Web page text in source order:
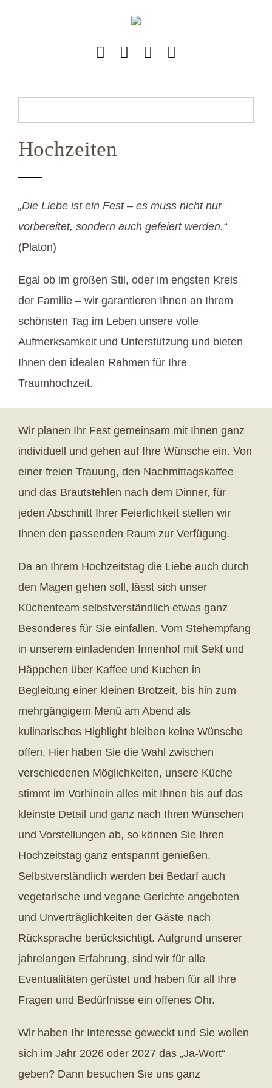
Hochzeiten
„Die Liebe ist ein Fest – es muss nicht nur
vorbereitet, sondern auch gefeiert werden.“
(Platon)
Egal ob im großen Stil, oder im engsten Kreis
der Familie – wir garantieren Ihnen an Ihrem
schönsten Tag im Leben unsere volle
Aufmerksamkeit und Unterstützung und bieten
Ihnen den idealen Rahmen für Ihre
Traumhochzeit.
Wir planen Ihr Fest gemeinsam mit Ihnen ganz
individuell und gehen auf Ihre Wünsche ein. Von
einer freien Trauung, den Nachmittagskaffee
und das Brautstehlen nach dem Dinner, für
jeden Abschnitt Ihrer Feierlichkeit stellen wir
Ihnen den passenden Raum zur Verfügung.
Da an Ihrem Hochzeitstag die Liebe auch durch
den Magen gehen soll, lässt sich unser
Küchenteam selbstverständlich etwas ganz
Besonderes für Sie einfallen. Vom Stehempfang
in unserem einladenden Innenhof mit Sekt und
Häppchen über Kaffee und Kuchen in
Begleitung einer kleinen Brotzeit, bis hin zum
mehrgängigem Menü am Abend als
kulinarisches Highlight bleiben keine Wünsche
offen. Hier haben Sie die Wahl zwischen
verschiedenen Möglichkeiten, unsere Küche
stimmt im Vorhinein alles mit Ihnen bis auf das
kleinste Detail und ganz nach Ihren Wünschen
und Vorstellungen ab, so können Sie Ihren
Hochzeitstag ganz entspannt genießen.
Selbstverständlich werden bei Bedarf auch
vegetarische und vegane Gerichte angeboten
und Unverträglichkeiten der Gäste nach
Rücksprache berücksichtigt. Aufgrund unserer
jahrelangen Erfahrung, sind wir für alle
Eventualitäten gerüstet und haben für all Ihre
Fragen und Bedürfnisse ein offenes Ohr.
Wir haben Ihr Interesse geweckt und Sie wollen
sich im Jahr 2026 oder 2027 das „Ja-Wort“
geben? Dann besuchen Sie uns ganz